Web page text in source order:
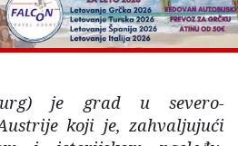
je grad u severo-
koji je, zahvaljujući